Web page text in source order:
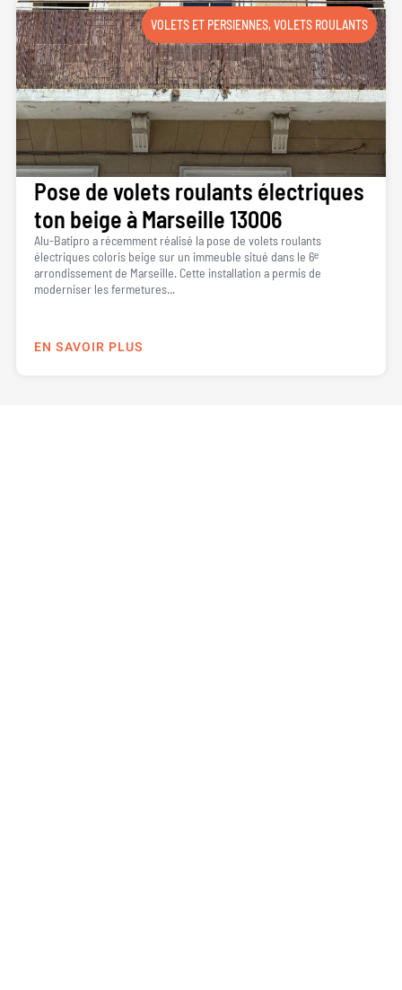
VOLETS ET PERSIENNES,VOLETS ROULANTS
Pose de volets roulants électriques
ton beige à Marseille 13006
Alu-Batipro a récemment réalisé la pose de volets roulants
électriques coloris beige sur un immeuble situé dans le 6ᵉ
arrondissement de Marseille. Cette installation a permis de
moderniser les fermetures...
EN SAVOIR PLUS